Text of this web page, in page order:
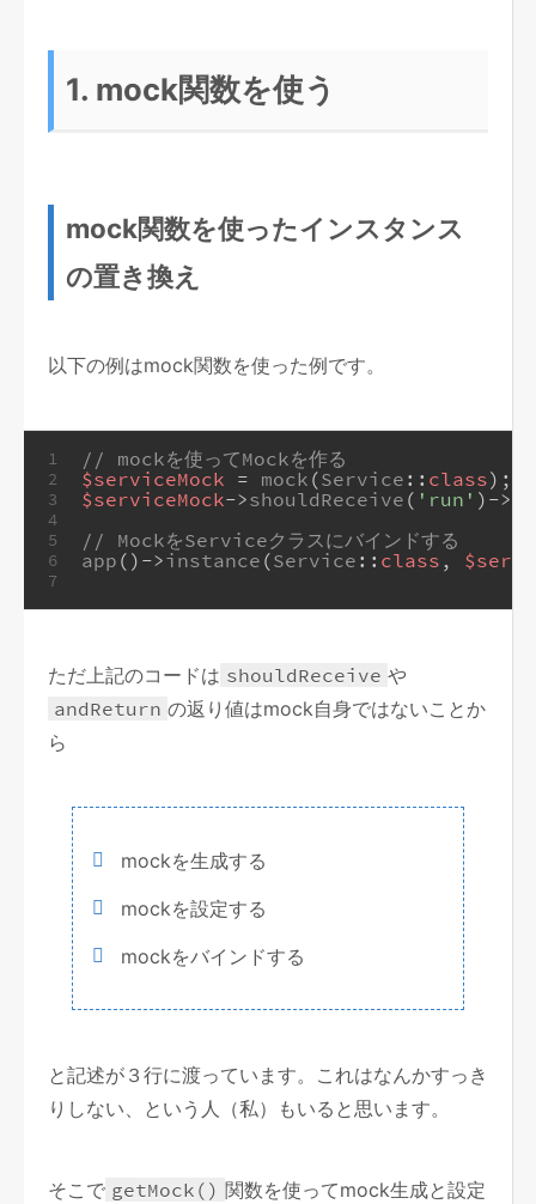
1. mock関数を使う
mock関数を使ったインスタンス
の置き換え
以下の例はmock関数を使った例です。
1
2
3
4
5
6
7
// mockを使ってMockを作る
$serviceMock = mock (Service :: class);
$serviceMock->shouldReceive ( 'run' )->
// MockをServiceクラスにバインドする
app ()->instance (Service :: class ,
ただ上記のコードは shouldReceive や
andReturn の返り値はmock自身ではないことか
ら
mockを生成する
mockを設定する
mockをバインドする
と記述が３行に渡っています。これはなんかすっき
りしない、という人（私）もいると思います。
そこで getMock() 関数を使ってmock生成と設定